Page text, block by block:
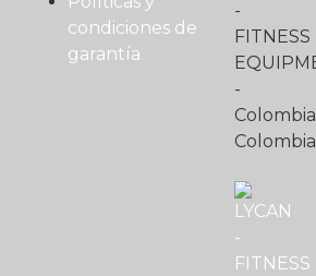
condiciones de
garantía
Colombia